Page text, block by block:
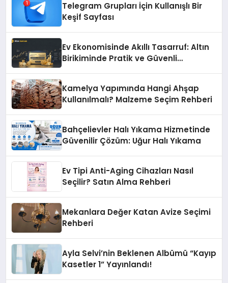
Telegram Grupları İçin Kullanışlı Bir
Keşif Sayfası
Ev Ekonomisinde Akıllı Tasarruf: Altın
Birikiminde Pratik ve Güvenli
Kamelya Yapımında Hangi Ahşap
Kullanılmalı? Malzeme Seçim Rehberi
Bahçelievler Halı Yıkama Hizmetinde
Güvenilir Çözüm: Uğur Halı Yıkama
Ev Tipi Anti-Aging Cihazları Nasıl
Seçilir? Satın Alma Rehberi
Mekanlara Değer Katan Avize Seçimi
Rehberi
Ayla Selvi’nin Beklenen Albümü “Kayıp
Kasetler 1” Yayınlandı!